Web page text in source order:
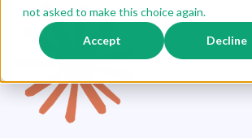
not asked to make this choice again.
Accept Decline